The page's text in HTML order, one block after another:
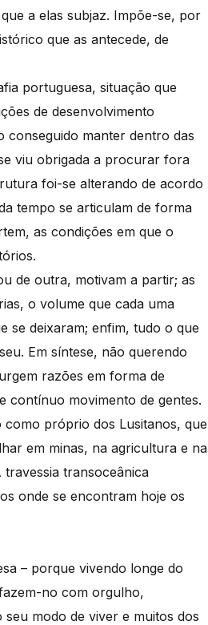
a elas subjaz. Impõe-se, por
que as antecede, de
portuguesa, situação que
de desenvolvimento
conseguido manter dentro das
viu obrigada a procurar fora
foi-se alterando de acordo
tempo se articulam de forma
as condições em que o
de outra, motivam a partir; as
o volume que cada uma
se deixaram; enfim, tudo o que
Em síntese, não querendo
razões em forma de
contínuo movimento de gentes.
como próprio dos Lusitanos, que
em minas, na agricultura e na
transoceânica
onde se encontram hoje os
– porque vivendo longe do
no com orgulho,
modo de viver e muitos dos